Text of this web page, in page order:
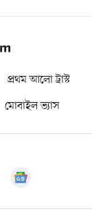
প্রথম আলো ট্রাস্ট
মোবাইল ভ্যাস